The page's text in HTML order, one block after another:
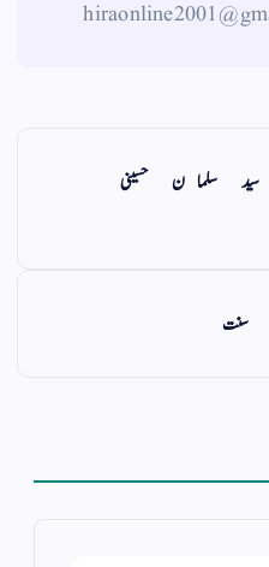
سلمان حسینی